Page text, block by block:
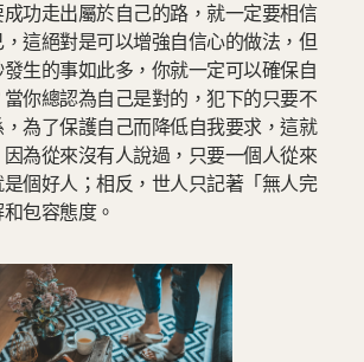
功走出屬於自己的路，就一定要相信
這絕對是可以增強自信心的做法，但
生的事如此多，你就一定可以確保自
你總認為自己是對的，犯下的只要不
為了保護自己而降低自我要求，這就
為從來沒有人說過，只要一個人從來
個好人；相反，世人只記著「無人完
包容態度。